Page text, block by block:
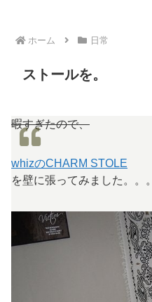
ホーム 日常
ストールを。
暇すぎたので、
whizのCHARM STOLE
を壁に張ってみました。。。